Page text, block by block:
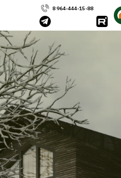
8 964-444-15-88